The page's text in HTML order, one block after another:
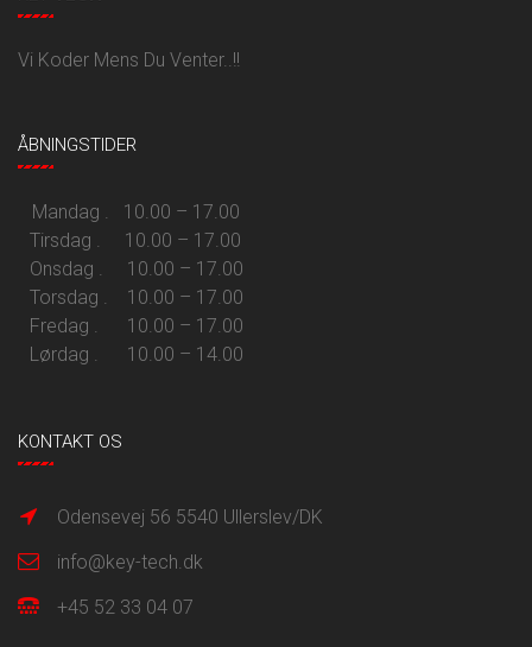
Vi Koder Mens Du Venter..!!
ÅBNINGSTIDER
Mandag . 10.00 – 17.00
Tirsdag . 10.00 – 17.00
Onsdag . 10.00 – 17.00
Torsdag . 10.00 – 17.00
Fredag . 10.00 – 17.00
Lørdag . 10.00 – 14.00
KONTAKT OS
Odensevej 56 5540 Ullerslev/DK
info@key-tech.dk
+45 52 33 04 07